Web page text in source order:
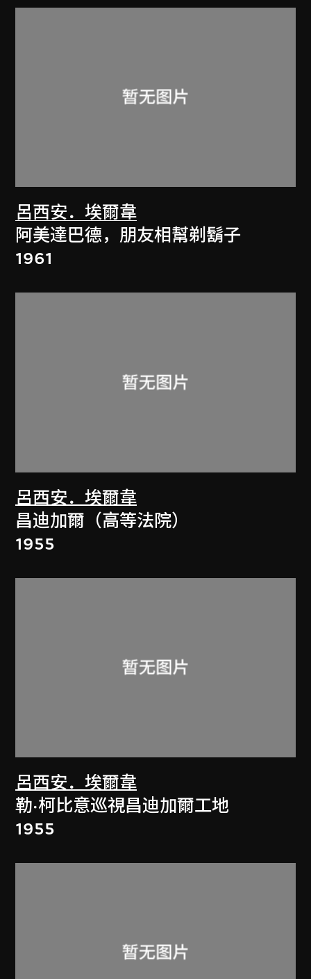
呂西安．埃爾韋
阿美達巴德，朋友相幫剃鬍子
1961
呂西安．埃爾韋
昌迪加爾（高等法院）
1955
呂西安．埃爾韋
勒·柯比意巡視昌迪加爾工地
1955